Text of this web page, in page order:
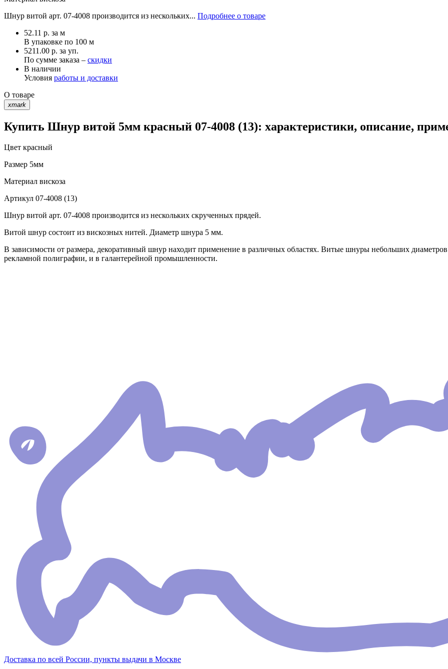
Шнур витой арт. 07-4008 производится из нескольких... Подробнее о товаре
52.11 р. за м
В упаковке по 100 м
5211.00 р. за уп.
По сумме заказа – скидки
В наличии
Условия работы и доставки
О товаре
xmark
Купить Шнур витой 5мм красный 07-4008 (13): характеристики, описание,
Цвет красный
Размер 5мм
Материал вискоза
Артикул 07-4008 (13)
Шнур витой арт. 07-4008 производится из нескольких скрученных прядей.
Витой шнур состоит из вискозных нитей. Диаметр шнура 5 мм.
В зависимости от размера, декоративный шнур находит применение в различных областях. Витые шнуры небольших
рекламной полиграфии, и в галантерейной промышленности.
Доставка по всей России, пункты выдачи в Москве